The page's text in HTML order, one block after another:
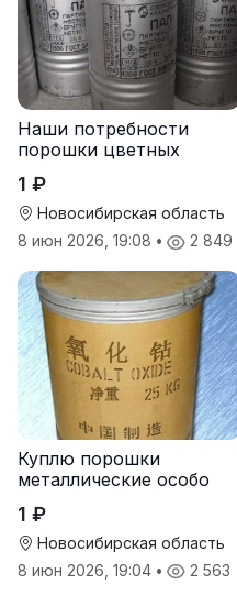
Наши потребности
порошки цветных
1 ₽
Новосибирская область
8 июн 2026, 19:08 • 2 849
Куплю порошки
металлические особо
1 ₽
Новосибирская область
8 июн 2026, 19:04 • 2 563